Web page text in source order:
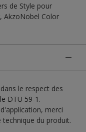
de Style pour
AkzoNobel Color
le respect des
DTU 59-1.
merci
du produit.